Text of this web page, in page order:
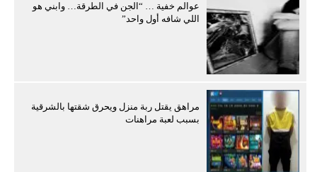
عوالم خفية … “الجن في الطرقة… وابني هو
اللي شافه أول واحد”
مراهق يقتل ربة منزل ويحرق شقتها بالشرقية
بسبب لعبة مراهنات